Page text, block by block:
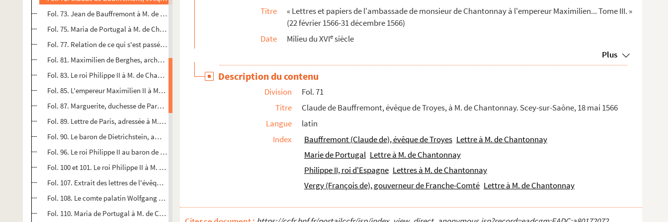
Fol. 73. Jean de Bauffremont à M. de Chantonnay. Poligny, 20 mai 1566
Fol. 75. Maria de Portugal à M. de Chantonnay. 27 mai 1566
Fol. 77. Relation de ce qui s'est passé entre l'empereur et l'évêque de Rennes, envoyé du roi de France, rela...
Fol. 81. Maximilien de Berghes, archevêque de Cambrai à M. de Chantonnay. « Dylhaye », 3 juin 1566
Fol. 83. Le roi Philippe II à M. de Chantonnay. Madrid, 26 juin 1566
Fol. 85. L'empereur Maximilien II à M. de Chantonnay. Vienne, 7 juillet 1566
Fol. 87. Marguerite, duchesse de Parme, à M. de Chantonnay. Bruxelles, 7 juillet 1566
Fol. 89. Lettre de Paris, adressée à M. de Chantonnay (Sign. illis.). Paris, juillet 1566
Fol. 90. Le baron de Dietrichstein, ambassadeur de l'empereur, au roi Philippe II. Madrid, 29 juillet 1566
Fol. 96. Le roi Philippe II au baron de Dietrichstein. Bois de Ségovie, 9 août 1566
Fol. 100 et 101. Le roi Philippe II à M. de Chantonnay. Bois de Ségovie, 12 août 1566
Fol. 107. Extrait des lettres de l'évêque de Fünfkirchen. 15 août 1566
Fol. 108. Le comte palatin Wolfgang à M. de Chantonnay. Neubourg sur le Danube, 17 août 1566
Fol. 110. Maria de Portugal à M. de Chantonnay. Parme, 18 août 1566
Titre
« Lettres et papiers de l'ambassade de monsieur de Chantonnay à l'empereur Maximilien... Tome III. »
(22 février 1566-31 décembre 1566)
Date
Milieu du XVIesiècle
Plus
Description du contenu
Division
Fol. 71
Titre
Claude de Bauffremont, évêque de Troyes, à M. de Chantonnay. Scey-sur-Saône, 18 mai 1566
Langue
latin
Index
Bauffremont (Claude de), évêque de Troyes Lettre à M. de Chantonnay
Marie de Portugal Lettre à M. de Chantonnay
Philippe II, roi d'Espagne Lettres à M. de Chantonnay
Vergy (François de), gouverneur de Franche-Comté Lettre à M. de Chantonnay